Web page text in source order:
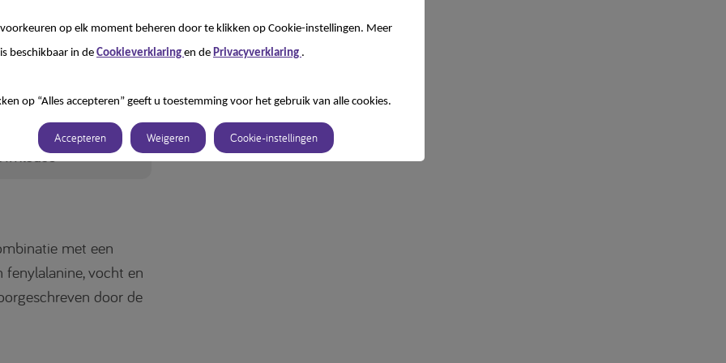
melk en soja.
met een
vocht en
door de
op elk moment beheren door te klikken op Cookie-instellingen. Meer
beschikbaar in de Cookieverklaring en de Privacyverklaring .
op “Alles accepteren” geeft u toestemming voor het gebruik van alle cookies.
Accepteren Weigeren Cookie-instellingen